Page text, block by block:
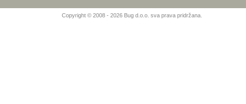
Copyright © 2008 - 2026 Bug d.o.o. sva prava pridržana.